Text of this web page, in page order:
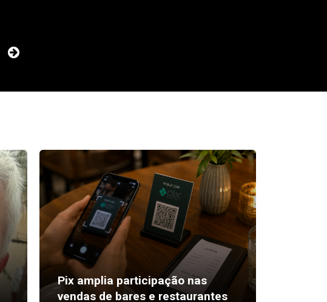
Pix amplia participação nas
vendas de bares e restaurantes